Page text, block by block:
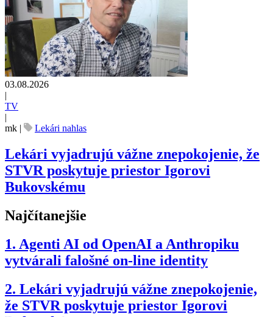
03.08.2026
|
TV
|
mk | Lekári nahlas
Lekári vyjadrujú vážne znepokojenie, že
STVR poskytuje priestor Igorovi
Bukovskému
Najčítanejšie
1. Agenti AI od OpenAI a Anthropiku
vytvárali falošné on-line identity
2. Lekári vyjadrujú vážne znepokojenie,
že STVR poskytuje priestor Igorovi